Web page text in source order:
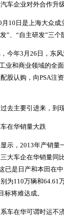
企业对外合作升
日是上海大众成
”、“自主研发”三
年3月26日，东风
业和商业领域的全
股认购，向PSA注
主要引进来，到现
华销量大跌
，2013年产销量一
大车企在华销量同
已是日产和本田在
为110万辆和64.61
标将难达成。
在华可谓时运不济